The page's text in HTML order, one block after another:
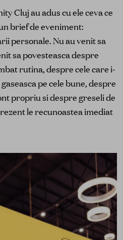
Cluj au adus cu ele ceva ce
brief de eveniment:
personale. Nu au venit sa
sa povesteasca despre
rutina, despre cele care i-
pe cele bune, despre
propriu si despre greseli de
le recunoastea imediat